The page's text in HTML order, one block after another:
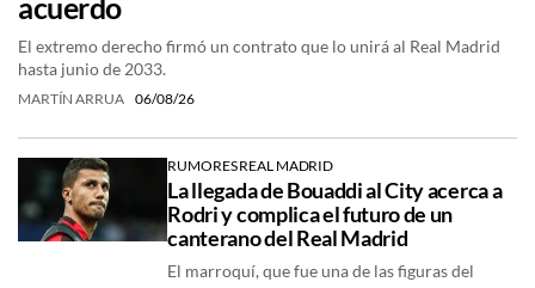
acuerdo
El extremo derecho firmó un contrato que lo unirá al Real Madrid
hasta junio de 2033.
MARTÍN ARRUA 06/08/26
RUMORES REAL MADRID
La llegada de Bouaddi al City acerca a
Rodri y complica el futuro de un
canterano del Real Madrid
El marroquí, que fue una de las figuras del